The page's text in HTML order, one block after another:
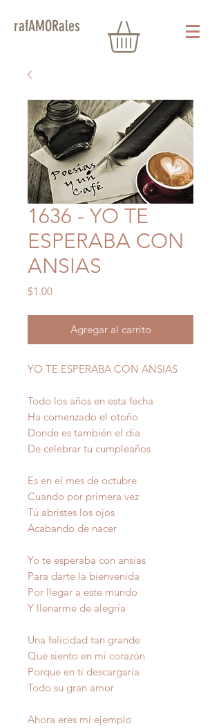
rafAMORales
1636 - YO TE
ESPERABA CON
ANSIAS
$1.00Precio
Agregar al carrito
YO TE ESPERABA CON ANSIAS
Todo los años en esta fecha
Ha comenzado el otoño
Donde es también el día
De celebrar tu cumpleaños
Es en el mes de octubre
Cuando por primera vez
Tú abristes los ojos
Acabando de nacer
Yo te esperaba con ansias
Para darte la bienvenida
Por llegar a este mundo
Y llenarme de alegría
Una felicidad tan grande
Que siento en mi corazón
Porque en tí descargaría
Todo su gran amor
Ahora eres mi ejemplo